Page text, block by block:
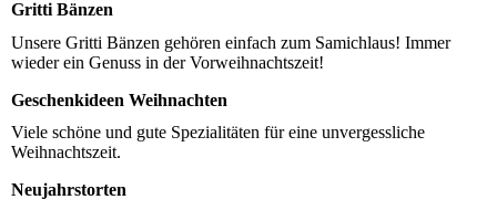
Gritti Bänzen
Unsere Gritti Bänzen gehören einfach zum Samichlaus! Immer
wieder ein Genuss in der Vorweihnachtszeit!
Geschenkideen Weihnachten
Viele schöne und gute Spezialitäten für eine unvergessliche
Weihnachtszeit.
Neujahrstorten